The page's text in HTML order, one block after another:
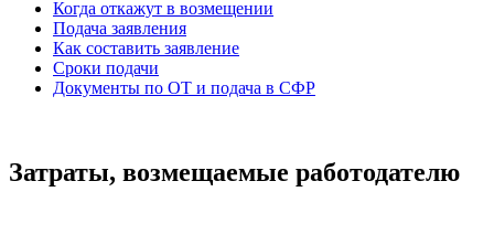
Когда откажут в возмещении
Подача заявления
Как составить заявление
Сроки подачи
Документы по ОТ и подача в СФР
Затраты, возмещаемые работодателю